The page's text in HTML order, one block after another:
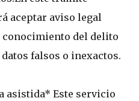
aceptar aviso legal
del delito
falsos o inexactos.
asistida* Este servicio